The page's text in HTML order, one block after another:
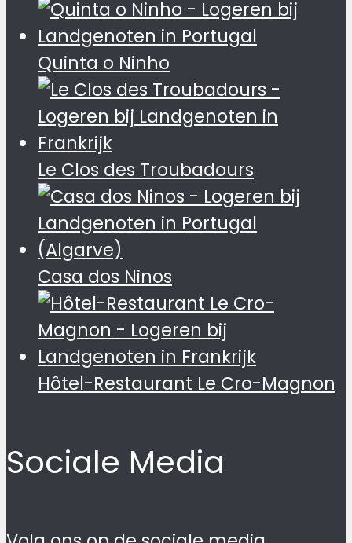
Quinta o Ninho
Le Clos des Troubadours
Casa dos Ninos
Hôtel-Restaurant Le Cro-Magnon
Sociale Media